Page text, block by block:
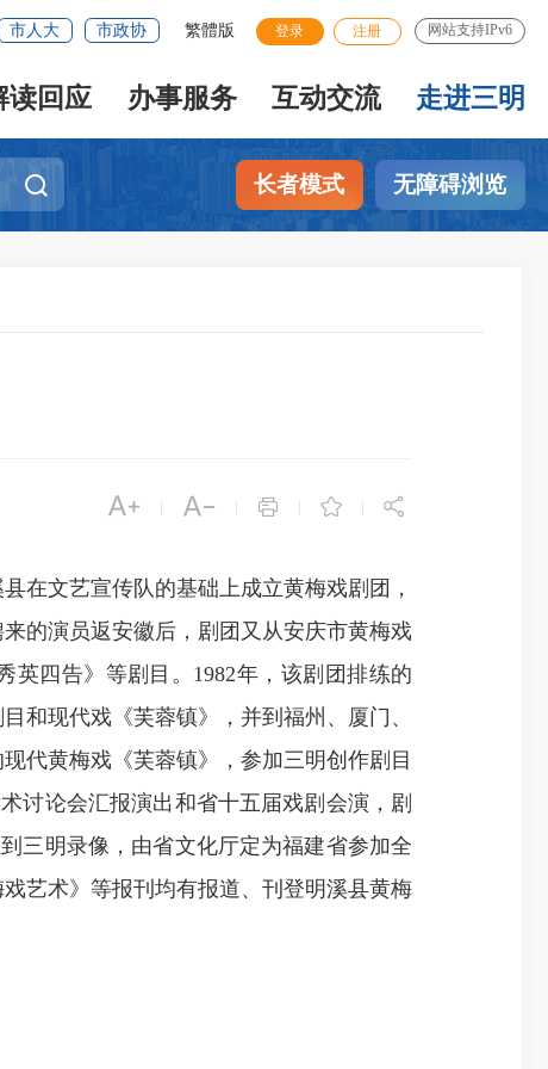
市人大 市政协 繁體版 登录 注册 网站支持IPv6
读回应 办事服务 互动交流 走进三明
长者模式 无障碍浏览
    
文艺宣传队的基础上成立黄梅戏剧团，
的演员返安徽后，剧团又从安庆市黄梅戏
四告》等剧目。1982年，该剧团排练的
和现代戏《芙蓉镇》，并到福州、厦门、
代黄梅戏《芙蓉镇》，参加三明创作剧目
讨论会汇报演出和省十五届戏剧会演，剧
三明录像，由省文化厅定为福建省参加全
艺术》等报刊均有报道、刊登明溪县黄梅